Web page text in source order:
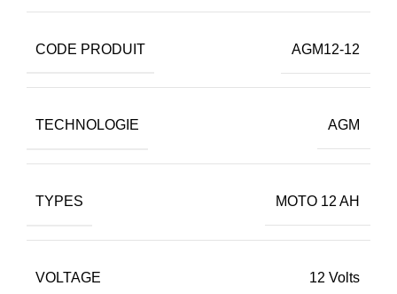
CODE PRODUIT AGM12-12
TECHNOLOGIE AGM
TYPES MOTO 12 AH
VOLTAGE 12 Volts